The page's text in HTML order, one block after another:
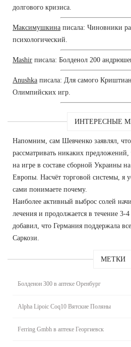
долгового кризиса.
Максимушкина писала: Чиновники
психологический.
Mashir писала: Болденол 200
Anushka писала: Для самого
Олимпийских игр.
ИНТЕРЕСНЫЕ
Напомним, сам Шевченко заявлял, что
рассматривать никаких предложений,
на игре в составе сборной Украины
Европы. Насчёт торговой системы, я
сами понимаете почему.
Наиболее активный выброс солей
лечения и продолжается в течение 3-
добавил, что Германия поддержала
Саркози.
МЕТКИ
Болденон 300 в аптеке Оренбург
Alpha Lipoic Coq10 Вятские Поляны
Ferring Gmbh в аптеке Георгиевск